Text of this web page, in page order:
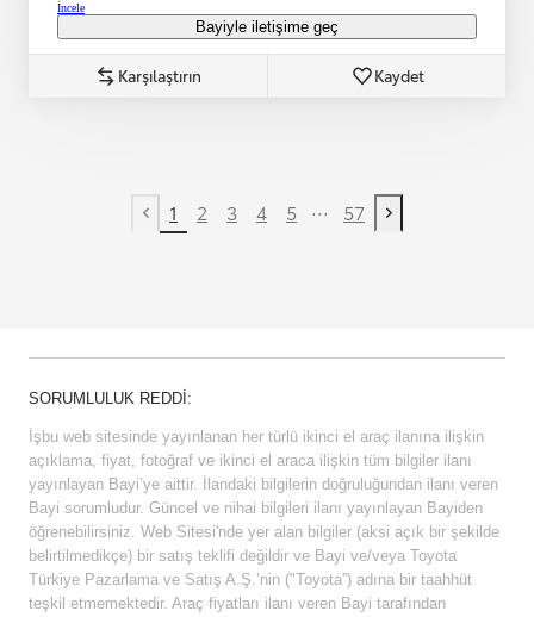
İncele
Bayiyle iletişime geç
Karşılaştırın Kaydet
Previous page
1 2 3 4 5 ... 57
Next page
SORUMLULUK REDDI:
İşbu web sitesinde yayınlanan her türlü ikinci el araç ilanına ilişkin
açıklama, fiyat, fotoğraf ve ikinci el araca ilişkin tüm bilgiler ilanı
yayınlayan Bayi’ye aittir. İlandaki bilgilerin doğruluğundan ilanı veren
Bayi sorumludur. Güncel ve nihai bilgileri ilanı yayınlayan Bayiden
öğrenebilirsiniz. Web Sitesi'nde yer alan bilgiler (aksi açık bir şekilde
belirtilmedikçe) bir satış teklifi değildir ve Bayi ve/veya Toyota
Türkiye Pazarlama ve Satış A.Ş.’nin ("Toyota”) adına bir taahhüt
teşkil etmemektedir. Araç fiyatları ilanı veren Bayi tarafından